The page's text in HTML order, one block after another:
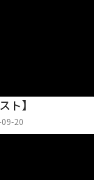
ト】
20